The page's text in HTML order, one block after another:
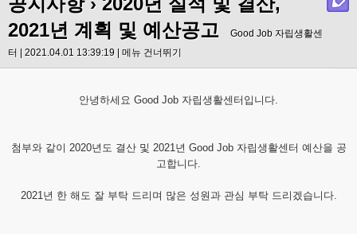
2021년 계획 및 예산공고
Good Job 자립생활센
터 | 2021.04.01 13:39:19 | 메뉴 건너뛰기
안녕하세요 Good Job 자립생활센터입니다.
첨부와 같이 2020년도 결산 및 2021년 Good Job 자립생활센터 예산을 공
고합니다.
2021년 한 해도 잘 부탁 드리며 많은 성원과 관심 부탁 드리겠습니다.